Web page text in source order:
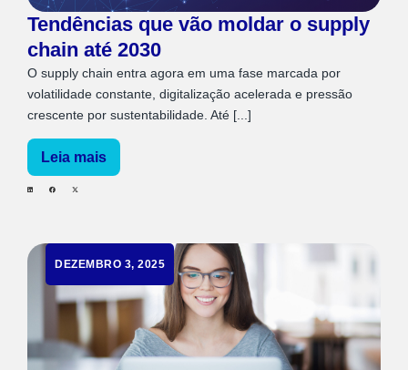
Tendências que vão moldar o supply
chain até 2030
O supply chain entra agora em uma fase marcada por
volatilidade constante, digitalização acelerada e pressão
crescente por sustentabilidade. Até [...]
Leia mais
DEZEMBRO 3, 2025